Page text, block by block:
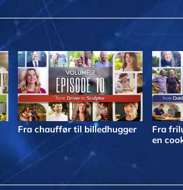
Fra chauffør til billedhugger
Fra
en